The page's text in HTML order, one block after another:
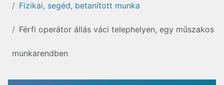
Fizikai, segéd, betanított munka
Férfi operátor állás váci telephelyen, egy műszakos
munkarendben